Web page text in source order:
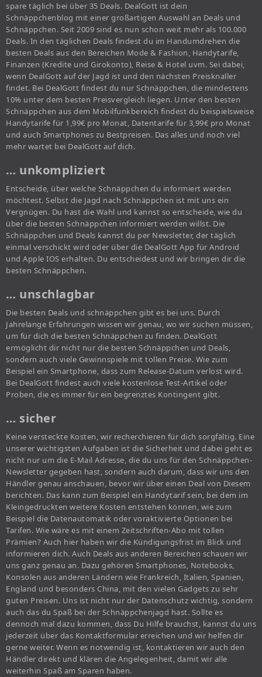
spare täglich bei über 35 Deals. DealGott ist dein
Schnäppchenblog mit einer großartigen Auswahl an Deals und
Schnäppchen. Seit 2009 sind es nun schon weit mehr als 100.000
Deals. In den täglichen Deals findest du im Handumdrehen die
besten Deals aus den Bereichen Mode & Fashion, Handytarife,
Finanzen (Kredite und Girokonto), Reise & Hotel uvm. Sei dabei,
wenn DealGott auf der Jagd ist und den nächsten Preisknaller
findet. Bei DealGott findest du nur Schnäppchen, die mindestens
10% unter dem besten Preisvergleich liegen. Unter den besten
Schnäppchen aus dem Mobilfunkbereich findest du beispielsweise
Handytarife für 1,99€ pro Monat, Datentarife für 3,99€ pro Monat
und auch Smartphones zu Bestpreisen. Das alles und noch viel
mehr wartet bei DealGott auf dich.
… unkompliziert
Entscheide, über welche Schnäppchen du informiert werden
möchtest. Selbst die Jagd nach Schnäppchen ist mit uns ein
Vergnügen. Du hast die Wahl und kannst so entscheide, wie du
über die besten Schnäppchen informiert werden willst. Die
Schnäppchen und Deals kannst du per Newsletter, der täglich
einmal verschickt wird oder über die DealGott App für Android
und Apple IOS erhalten. Du entscheidest und wir bringen dir die
besten Schnäppchen.
… unschlagbar
Die besten Deals und schnäppchen gibt es bei uns. Durch
Jahrelange Erfahrungen wissen wir genau, wo wir suchen müssen,
um für dich die besten Schnäppchen zu finden. DealGott
ermöglicht dir nicht nur die besten Schnäppchen und Deals,
sondern auch viele Gewinnspiele mit tollen Preise. Wie zum
Beispiel ein Smartphone, dass zum Release-Datum verlost wird.
Bei DealGott findest auch viele kostenlose Test-Artikel oder
Proben, die es immer für ein begrenztes Kontingent gibt.
… sicher
Keine versteckte Kosten, wir recherchieren für dich sorgfältig. Eine
unserer wichtigsten Aufgaben ist die Sicherheit und dabei geht es
nicht nur um die E-Mail Adresse, die du uns für den Schnäppchen-
Newsletter gegeben hast, sondern auch darum, dass wir uns den
Händler genau anschauen, bevor wir über einen Deal von Diesem
berichten. Das kann zum Beispiel ein Handytarif sein, bei dem im
Kleingedruckten weitere Kosten entstehen können, wie zum
Beispiel die Datenautomatik oder voraktivierte Optionen bei
Tarifen. Wie wäre es mit einem Zeitschriften-Abo mit tollen
Prämien? Auch hier haben wir die Kündigungsfrist im Blick und
informieren dich. Auch Deals aus anderen Bereichen schauen wir
uns ganz genau an. Dazu gehören Smartphones, Notebooks,
Konsolen aus anderen Ländern wie Frankreich, Italien, Spanien,
England und besonders China, mit den vielen Gadgets zu sehr
guten Preisen. Uns ist nicht nur der Datenschutz wichtig, sondern
auch das du Spaß bei der Schnäppchenjagd hast. Sollte es
dennoch mal dazu kommen, dass Du Hilfe brauchst, kannst du uns
jederzeit über das Kontaktformular erreichen und wir helfen dir
gerne weiter. Wenn es notwendig ist, kontaktieren wir auch den
Händler direkt und klären die Angelegenheit, damit wir alle
weiterhin Spaß am Sparen haben.